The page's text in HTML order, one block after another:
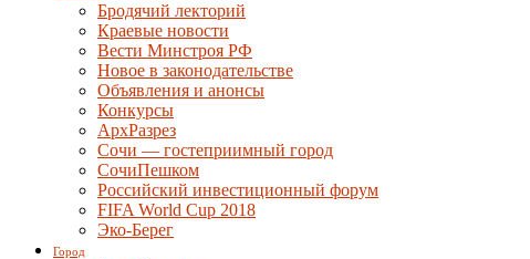
Бродячий лекторий
Краевые новости
Вести Минстроя РФ
Новое в законодательстве
Объявления и анонсы
Конкурсы
АрхРазрез
Сочи — гостеприимный город
СочиПешком
Российский инвестиционный форум
FIFA World Cup 2018
Эко-Берег
Город